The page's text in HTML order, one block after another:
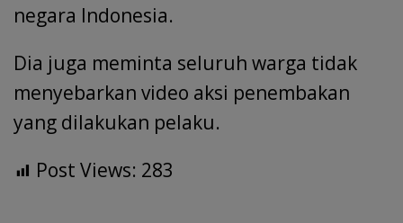
negara Indonesia.
Dia juga meminta seluruh warga tidak
menyebarkan video aksi penembakan
yang dilakukan pelaku.
Post Views: 283